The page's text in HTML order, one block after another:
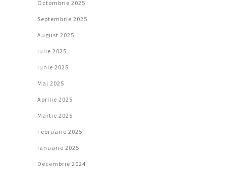
Octombrie 2025
Septembrie 2025
August 2025
Iulie 2025
Iunie 2025
Mai 2025
Aprilie 2025
Martie 2025
Februarie 2025
Ianuarie 2025
Decembrie 2024